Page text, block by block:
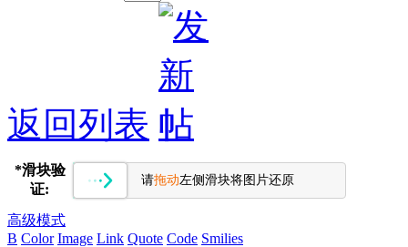
返回列表
*滑块验
证:
请拖动左侧滑块将图片还原
高级模式
B Color Image Link Quote Code Smilies